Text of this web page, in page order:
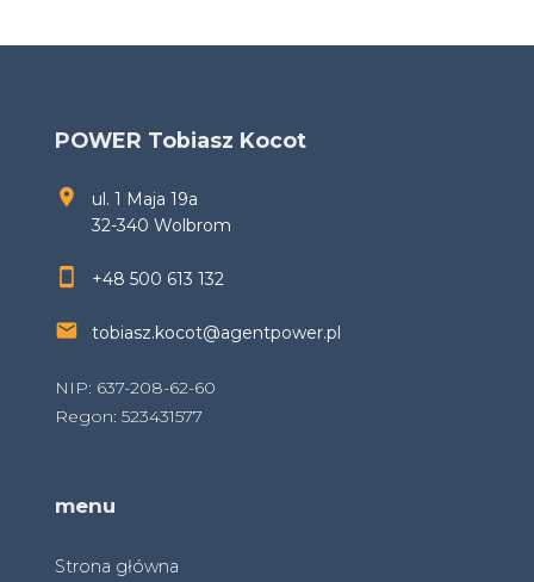
POWER Tobiasz Kocot
ul. 1 Maja 19a
32-340 Wolbrom
+48 500 613 132
tobiasz.kocot@agentpower.pl
NIP: 637-208-62-60
Regon: 523431577
menu
Strona główna